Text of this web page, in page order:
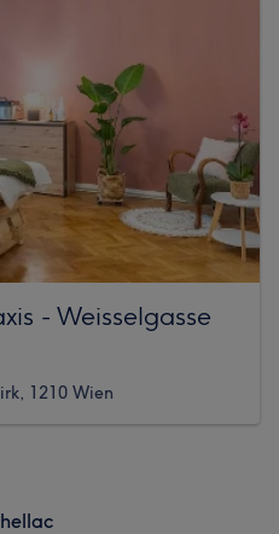
- Weisselgasse
1210 Wien